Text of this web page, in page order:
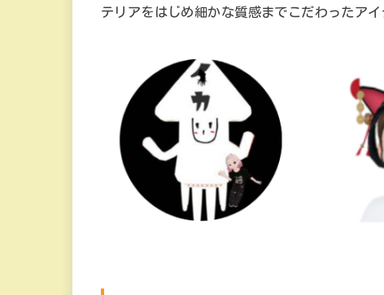
テリアをはじめ細かな質感までこだわったア